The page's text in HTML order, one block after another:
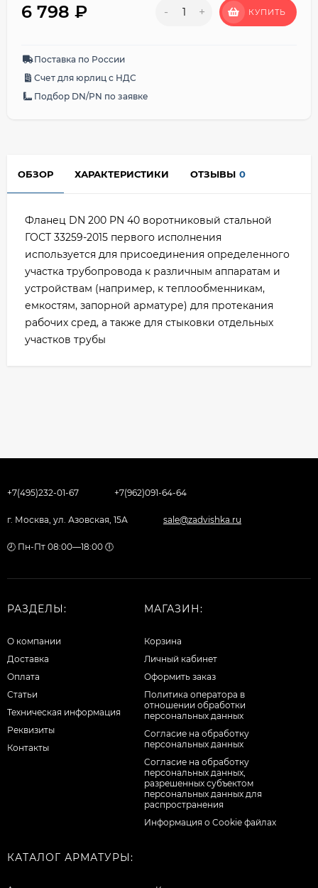
6 798 ₽ - + КУПИТЬ
Поставка по России
Счет для юрлиц с НДС
Подбор DN/PN по заявке
ОБЗОР ХАРАКТЕРИСТИКИ ОТЗЫВЫ 0
Фланец DN 200 PN 40 воротниковый стальной
ГОСТ 33259-2015 первого исполнения
используется для присоединения определенного
участка трубопровода к различным аппаратам и
устройствам (например, к теплообменникам,
емкостям, запорной арматуре) для протекания
рабочих сред, а также для стыковки отдельных
участков трубы
+7(495)232-01-67 +7(962)091-64-64
г. Москва, ул. Азовская, 15А sale@zadvishka.ru
🕗 Пн-Пт 08:00—18:00 🕕
РАЗДЕЛЫ:
О компании
Доставка
Оплата
Статьи
Техническая информация
Реквизиты
Контакты
МАГАЗИН:
Корзина
Личный кабинет
Оформить заказ
Политика оператора в
отношении обработки
персональных данных
Согласие на обработку
персональных данных
Cогласие на обработку
персональных данных,
разрешенных субъектом
персональных данных для
распространения
Информация о Cookie файлах
КАТАЛОГ АРМАТУРЫ: